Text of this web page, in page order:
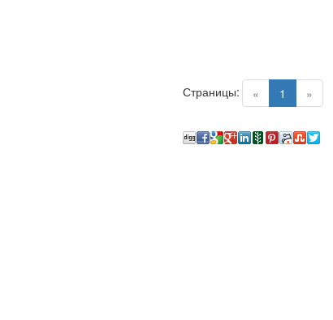
« 1 (current)
»
Страницы: